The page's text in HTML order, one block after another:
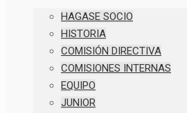
HAGASE SOCIO
HISTORIA
COMISIÓN DIRECTIVA
COMISIONES INTERNAS
EQUIPO
JUNIOR